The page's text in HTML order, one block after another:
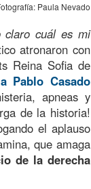
Paula Nevado
claro cuál es mi
atronaron con
Reina Sofia de
Pablo Casado
apneas y
de la historia!
el aplauso
que amaga
de la derecha